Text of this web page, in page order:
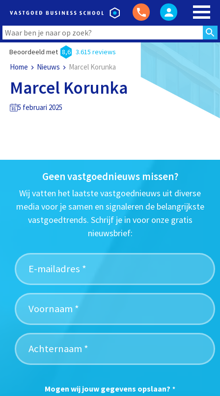
Beoordeeld met 8,6 3.615 reviews
Home Nieuws Marcel Korunka
Marcel Korunka
5 februari 2025
Geen vastgoednieuws missen?
Wij vatten het laatste vastgoednieuws uit diverse
media voor je samen en signaleren de belangrijkste
vastgoedtrends. Schrijf je in voor onze gratis
nieuwsbrief:
Mogen wij jouw gegevens opslaan? *